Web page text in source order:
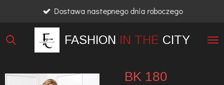
głównej
FASHION IN THE CITY
Dostawa nastepnego dnia roboczego
BK 180